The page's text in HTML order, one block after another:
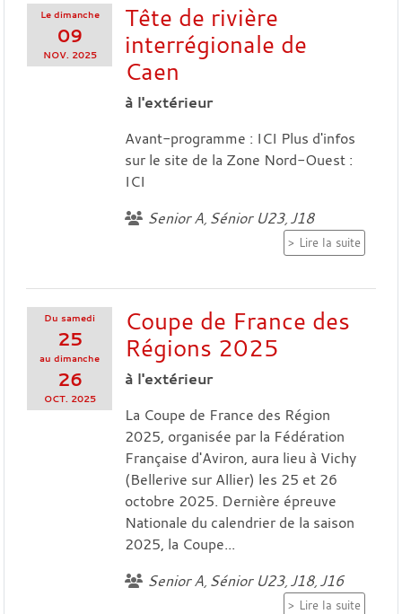
Le dimanche
09
NOV. 2025
Tête de rivière
interrégionale de
Caen
à l'extérieur
Avant-programme : ICI Plus d'infos
sur le site de la Zone Nord-Ouest :
ICI
Senior A Sénior U23 J18
Lire la suite
Dusamedi
25
audimanche
26
OCT. 2025
Coupe de France des
Régions 2025
à l'extérieur
La Coupe de France des Région
2025, organisée par la Fédération
Française d'Aviron, aura lieu à Vichy
(Bellerive sur Allier) les 25 et 26
octobre 2025. Dernière épreuve
Nationale du calendrier de la saison
2025, la Coupe...
Senior A Sénior U23 J18 J16
Lire la suite